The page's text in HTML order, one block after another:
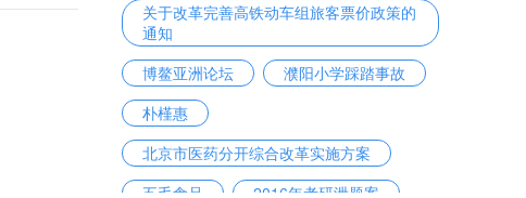
关于改革完善高铁动车组旅客票价政策的
通知
博鳌亚洲论坛
濮阳小学踩踏事故
朴槿惠
北京市医药分开综合改革实施方案
五毛食品
2016年考研泄题案